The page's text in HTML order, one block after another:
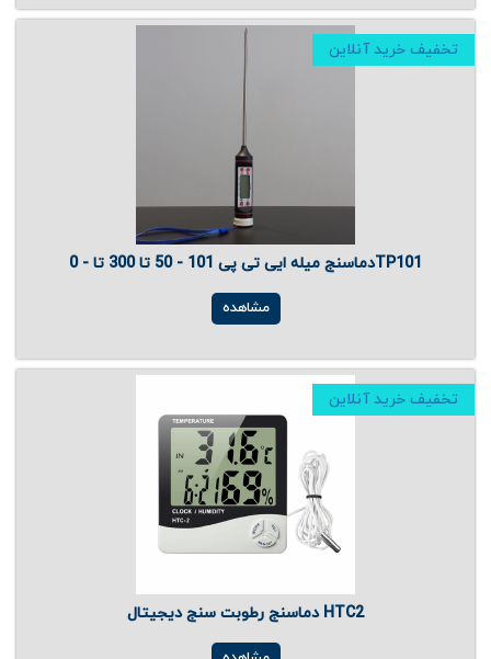
تخفیف خرید آنلاین
دماسنج میله ایی تی پی 101 - 50 تا 300 تا - 0TP101
مشاهده
تخفیف خرید آنلاین
دماسنج رطوبت سنج دیجیتال HTC2